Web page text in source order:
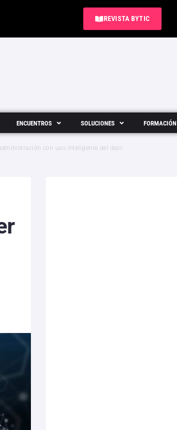
REVISTA BYTIC
ENCUENTROS SOLUCIONES FORMACIÓN
con uso inteligente del dato